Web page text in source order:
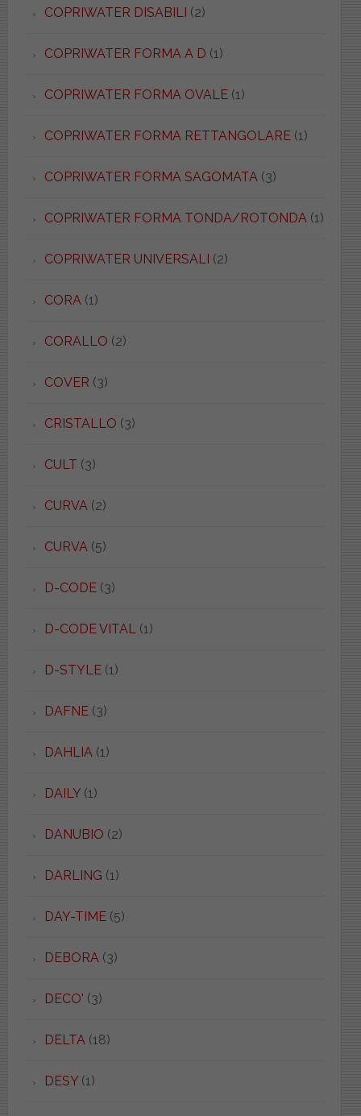
COPRIWATER DISABILI (2)
COPRIWATER FORMA A D (1)
COPRIWATER FORMA OVALE(1)
COPRIWATER FORMA RETTANGOLARE(1)
COPRIWATER FORMA SAGOMATA (3)
COPRIWATER FORMA TONDA/ROTONDA (1)
COPRIWATER UNIVERSALI (2)
CORA (1)
CORALLO (2)
COVER (3)
CRISTALLO (3)
CULT (3)
CURVA (2)
CURVA (5)
D-CODE(3)
D-CODE VITAL (1)
D-STYLE(1)
DAFNE(3)
DAHLIA (1)
DAILY(1)
DANUBIO (2)
DARLING (1)
DAY-TIME(5)
DEBORA (3)
DECO' (3)
DELTA (18)
DESY(1)